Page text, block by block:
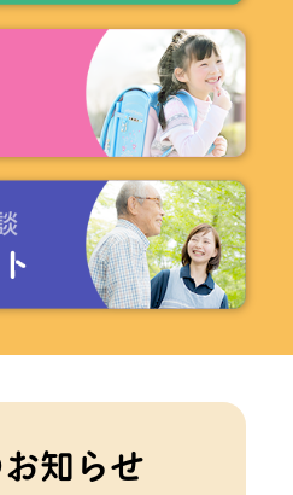
知らせ